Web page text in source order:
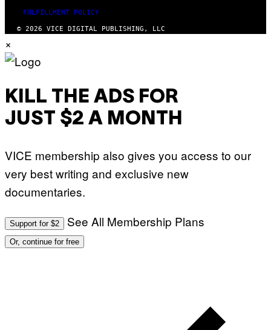
FULFILLMENT POLICY
© 2026 VICE DIGITAL PUBLISHING, LLC
×
KILL THE ADS FOR
JUST $2 A MONTH
VICE membership also gives you access to our
very best writing and exclusive new
documentaries.
Support for $2 See All Membership Plans
Or, continue for free